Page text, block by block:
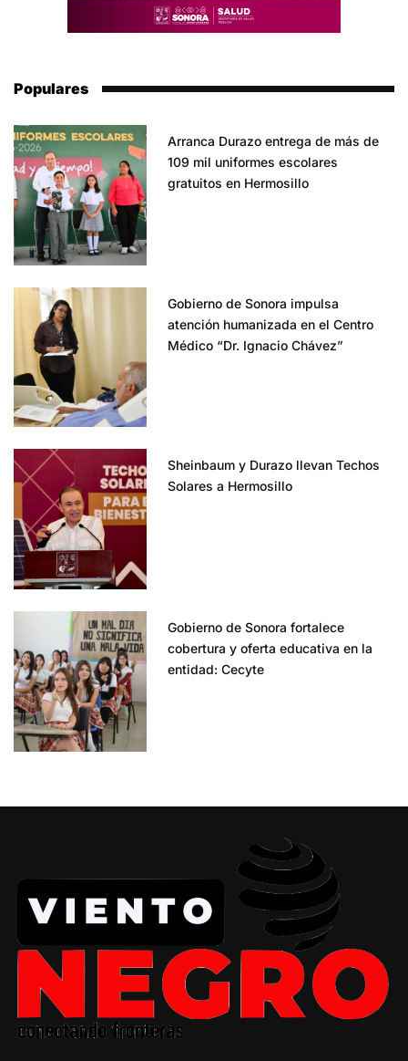
Populares
Arranca Durazo entrega de más de
109 mil uniformes escolares
gratuitos en Hermosillo
Gobierno de Sonora impulsa
atención humanizada en el Centro
Médico “Dr. Ignacio Chávez”
Sheinbaum y Durazo llevan Techos
Solares a Hermosillo
Gobierno de Sonora fortalece
cobertura y oferta educativa en la
entidad: Cecyte